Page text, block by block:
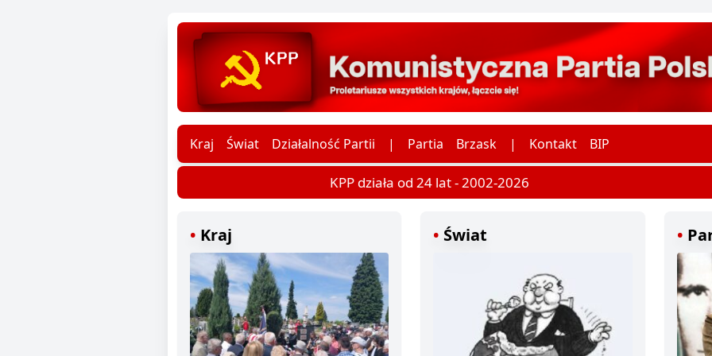
Kraj Świat Działalność Partii | Partia Brzask | Kontakt BIP
KPP działa od 24 lat - 2002-2026
Kraj Świat